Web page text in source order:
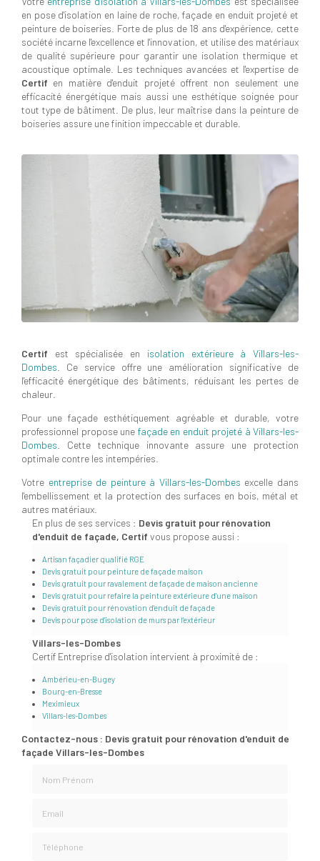
en pose d'isolation en laine de roche, façade en enduit projeté et
peinture de boiseries. Forte de plus de 18 ans d'expérience, cette
société incarne l'excellence et l'innovation, et utilise des matériaux
de qualité supérieure pour garantir une isolation thermique et
acoustique optimale. Les techniques avancées et l'expertise de
Certif en matière d'enduit projeté offrent non seulement une
efficacité énergétique mais aussi une esthétique soignée pour
tout type de bâtiment. De plus, leur maîtrise dans la peinture de
boiseries assure une finition impeccable et durable.
Certif est spécialisée en isolation extérieure à Villars-les-
Dombes . Ce service offre une amélioration significative de
l'efficacité énergétique des bâtiments, réduisant les pertes de
chaleur.
Pour une façade esthétiquement agréable et durable, votre
professionnel propose une façade en enduit projeté à Villars-les-
Dombes . Cette technique innovante assure une protection
optimale contre les intempéries.
Votre entreprise de peinture à Villars-les-Dombes excelle dans
l'embellissement et la protection des surfaces en bois, métal et
autres matériaux.
En plus de ses services : Devis gratuit pour rénovation
d'enduit de façade, Certif vous propose aussi :
Artisan façadier qualifié RGE
Devis gratuit pour peinture de façade maison
Devis gratuit pour ravalement de façade de maison ancienne
Devis gratuit pour refaire la peinture extérieure d'une maison
Devis gratuit pour rénovation d'enduit de façade
Devis pour pose d'isolation de murs par l'extérieur
Villars-les-Dombes
Certif Entreprise d'isolation intervient à proximité de :
Ambérieu-en-Bugey
Bourg-en-Bresse
Meximieux
Villars-les-Dombes
Contactez-nous : Devis gratuit pour rénovation d'enduit de
façade Villars-les-Dombes